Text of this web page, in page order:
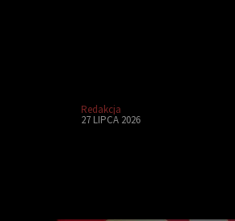
Redakcja
27 LIPCA 2026